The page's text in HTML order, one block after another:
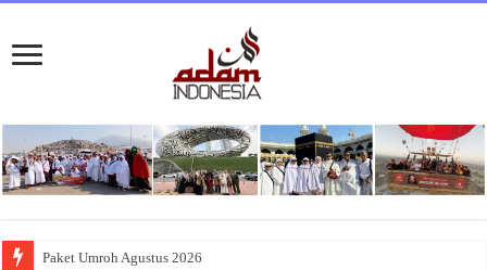
Paket Umroh Agustus 2026